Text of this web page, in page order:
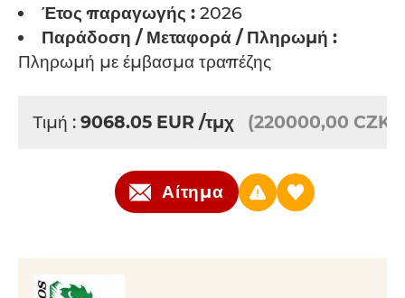
Έτος παραγωγής : 2026
Παράδοση / Μεταφορά / Πληρωμή :
Πληρωμή με έμβασμα τραπέζης
Τιμή : 9068.05 EUR /τμχ (220000,00 CZK)
Αίτημα